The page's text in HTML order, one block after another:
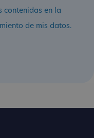
contenidas en la
de mis datos.